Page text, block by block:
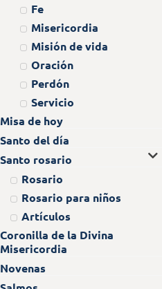
Fe
Misericordia
Misión de vida
Oración
Perdón
Servicio
Misa de hoy
Santo del día
Santo rosario
Rosario
Rosario para niños
Artículos
Coronilla de la Divina
Misericordia
Novenas